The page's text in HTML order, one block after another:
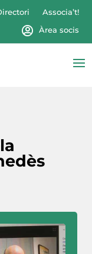
Associa’t!
Àrea socis